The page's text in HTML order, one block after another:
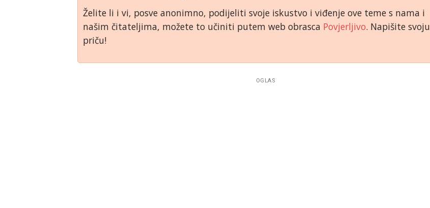
Želite li i vi, posve anonimno, podijeliti svoje iskustvo i viđenje ove teme s nama i
našim čitateljima, možete to učiniti putem web obrasca Povjerljivo. Napišite svoju
priču!
OGLAS